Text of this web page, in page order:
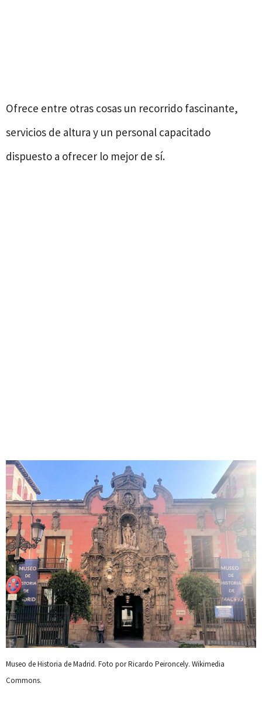
Ofrece entre otras cosas un recorrido fascinante,
servicios de altura y un personal capacitado
dispuesto a ofrecer lo mejor de sí.
Museo de Historia de Madrid. Foto por Ricardo Peironcely. Wikimedia
Commons.